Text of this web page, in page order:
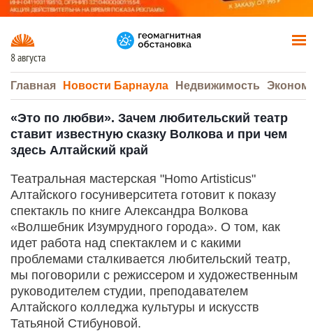
8 августа
Главная Новости Барнаула Недвижимость
«Это по любви». Зачем любительский театр
ставит известную сказку Волкова и при чем
здесь Алтайский край
Театральная мастерская "Homo Artisticus"
Алтайского госуниверситета готовит к показу
спектакль по книге Александра Волкова
«Волшебник Изумрудного города». О том, как
идет работа над спектаклем и с какими
проблемами сталкивается любительский театр,
мы поговорили с режиссером и художественным
руководителем студии, преподавателем
Алтайского колледжа культуры и искусств
Татьяной Стибуновой.